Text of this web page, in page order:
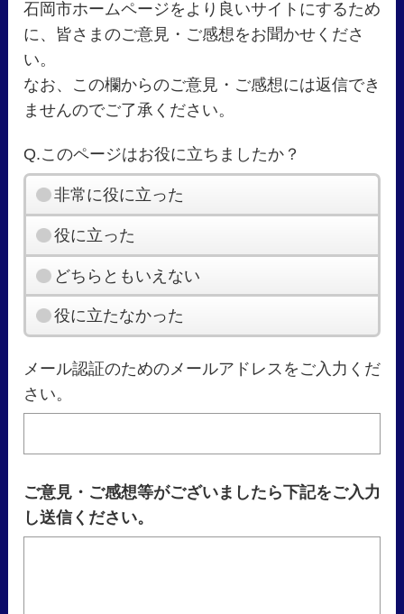
石岡市ホームページをより良いサイトにするため
に、皆さまのご意見・ご感想をお聞かせくださ
い。
なお、この欄からのご意見・ご感想には返信でき
ませんのでご了承ください。
Q.このページはお役に立ちましたか？
非常に役に立った
役に立った
どちらともいえない
役に立たなかった
メール認証のためのメールアドレスをご入力くだ
さい。
ご意見・ご感想等がございましたら下記をご入力
し送信ください。